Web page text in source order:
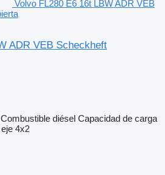
Volvo FL280 E6 16t LBW ADR VEB
ADR VEB Scheckheft
Combustible diésel Capacidad de carga
4x2